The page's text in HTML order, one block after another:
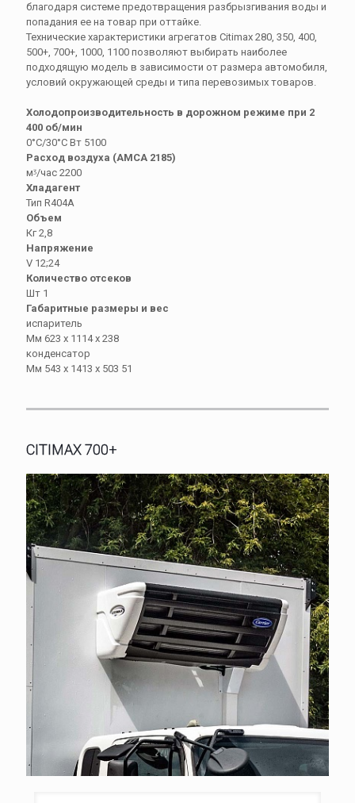
благодаря системе предотвращения разбрызгивания воды и
попадания ее на товар при оттайке.
Технические характеристики агрегатов Citimax 280, 350, 400,
500+, 700+, 1000, 1100 позволяют выбирать наиболее
подходящую модель в зависимости от размера автомобиля,
условий окружающей среды и типа перевозимых товаров.
Холодопроизводительность в дорожном режиме при 2
400 об/мин
0°С/30°C Вт 5100
Расход воздуха (АМСА 2185)
мᶾ/час 2200
Хладагент
Тип R404A
Объем
Кг 2,8
Напряжение
V 12;24
Количество отсеков
Шт 1
Габаритные размеры и вес
испаритель
Мм 623 х 1114 x 238
конденсатор
Мм 543 х 1413 х 503 51
CITIMAX 700+